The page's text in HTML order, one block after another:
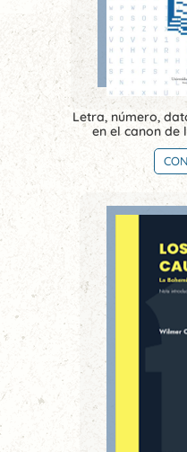
Letra, número,
en el canon